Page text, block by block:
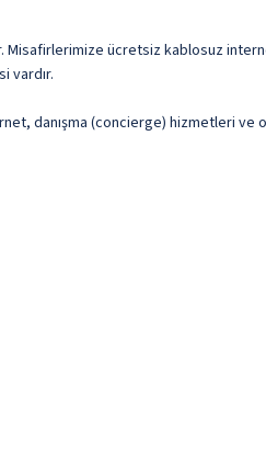
Misafirlerimize ücretsiz kablosuz
vardır.
danışma (concierge) hizmetleri